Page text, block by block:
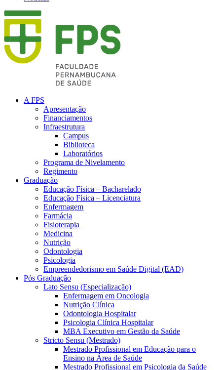
A FPS
Apresentação
Financiamentos
Infraestrutura
Campus
Biblioteca
Laboratórios
Programa de Nivelamento
Regimento
Graduação
Educação Física – Bacharelado
Educação Física – Licenciatura
Enfermagem
Farmácia
Fisioterapia
Medicina
Nutrição
Odontologia
Psicologia
Empreendedorismo em Saúde Digital (EAD)
Pós Graduação
Lato Sensu (Especialização)
Enfermagem em Oncologia
Nutrição Clínica
Odontologia Hospitalar
Psicologia Clínica Hospitalar
MBA Executivo em Gestão da Saúde
Stricto Sensu (Mestrado)
Mestrado Profissional em Educação para o
Ensino na Área de Saúde
Mestrado Profissional em Psicologia da Saúde